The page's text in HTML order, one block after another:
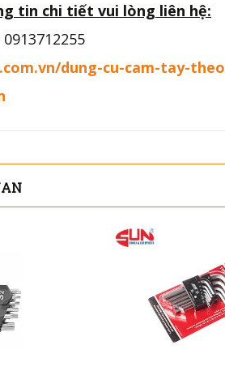
tin chi tiết vui lòng liên hệ:
dung-cu-cam-tay-